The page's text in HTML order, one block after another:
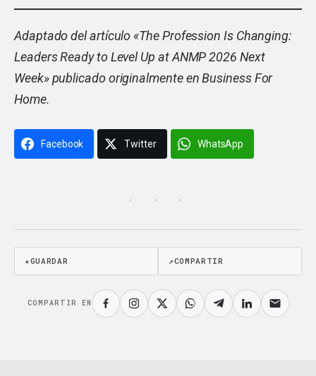
Adaptado del artículo «The Profession Is Changing:
Leaders Ready to Level Up at ANMP 2026 Next
Week» publicado originalmente en Business For
Home.
Facebook Twitter WhatsApp
· · ·
★GUARDAR ↗COMPARTIR
COMPARTIR EN